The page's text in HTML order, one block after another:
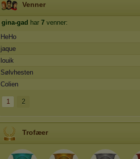
Venner
gina-gad har 7 venner:
HeHo
jaque
louik
Sølvhesten
Colien
1 2
Trofæer